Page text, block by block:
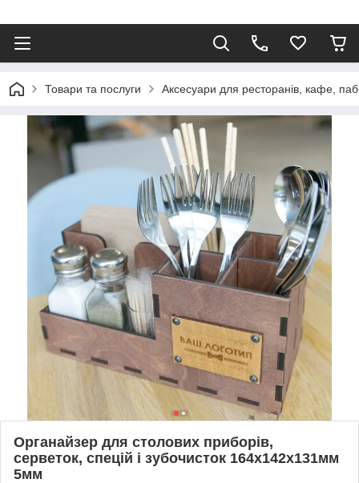
Товари та послуги Аксесуари для ресторанів, кафе,
Органайзер для столових приборів,
серветок, спецій і зубочисток 164х142х131мм
5мм